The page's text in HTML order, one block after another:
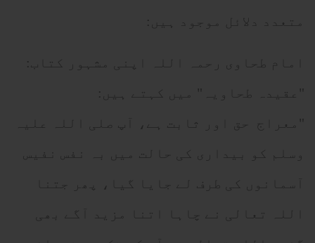
متعدد دلائل موجود ہیں:
امام طحاوی رحمہ اللہ اپنی مشہور کتاب:
"عقیدہ طحاویہ" میں کہتے ہیں:
"معراج حق اور ثابت ہے، آپ صلی اللہ علیہ
وسلم کو بیداری کی حالت میں بہ نفس نفیس
آسمانوں کی طرف لے جایا گیا، پھر جتنا
اللہ تعالی نے چاہا اتنا مزید آگے بھی